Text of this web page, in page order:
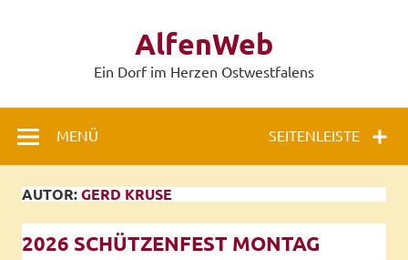
AlfenWeb
Ein Dorf im Herzen Ostwestfalens
SEITENLEISTE
MENÜ
AUTOR:GERD KRUSE
2026 SCHÜTZENFEST MONTAG